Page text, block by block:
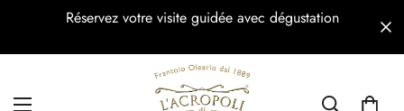
Réservez votre visite guidée avec dégustation